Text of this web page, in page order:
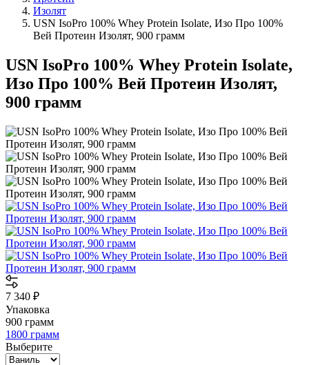
Изолят
USN IsoPro 100% Whey Protein Isolate, Изо Про 100%
Вей Протеин Изолят, 900 грамм
USN IsoPro 100% Whey Protein Isolate,
Изо Про 100% Вей Протеин Изолят,
900 грамм
7 340 ₽
Упаковка
900 грамм
1800 грамм
Выберите